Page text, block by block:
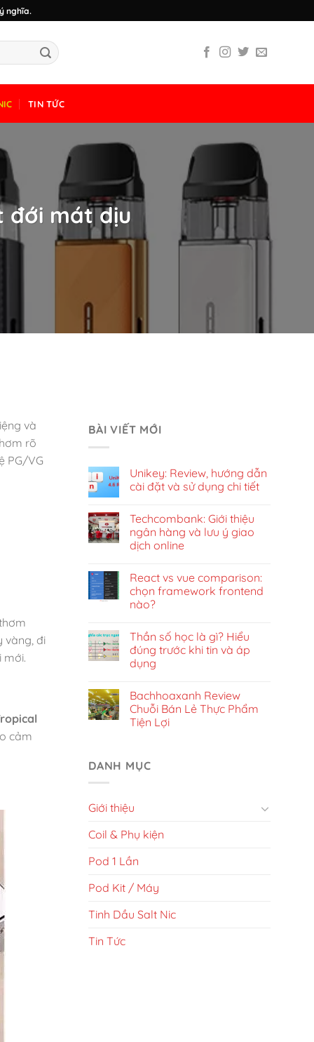
nghĩa.
TIN TỨC
đới mát dịu
và
rõ
PG/VG
vàng, đi
mới.
cảm
BÀI VIẾT MỚI
Unikey: Review, hướng dẫn
cài đặt và sử dụng chi tiết
Techcombank: Giới thiệu
ngân hàng và lưu ý giao
dịch online
React vs vue comparison:
chọn framework frontend
nào?
Thần số học là gì? Hiểu
đúng trước khi tin và áp
dụng
Bachhoaxanh Review
Chuỗi Bán Lẻ Thực Phẩm
Tiện Lợi
DANH MỤC
Giới thiệu
Coil & Phụ kiện
Pod 1 Lần
Pod Kit / Máy
Tinh Dầu Salt Nic
Tin Tức